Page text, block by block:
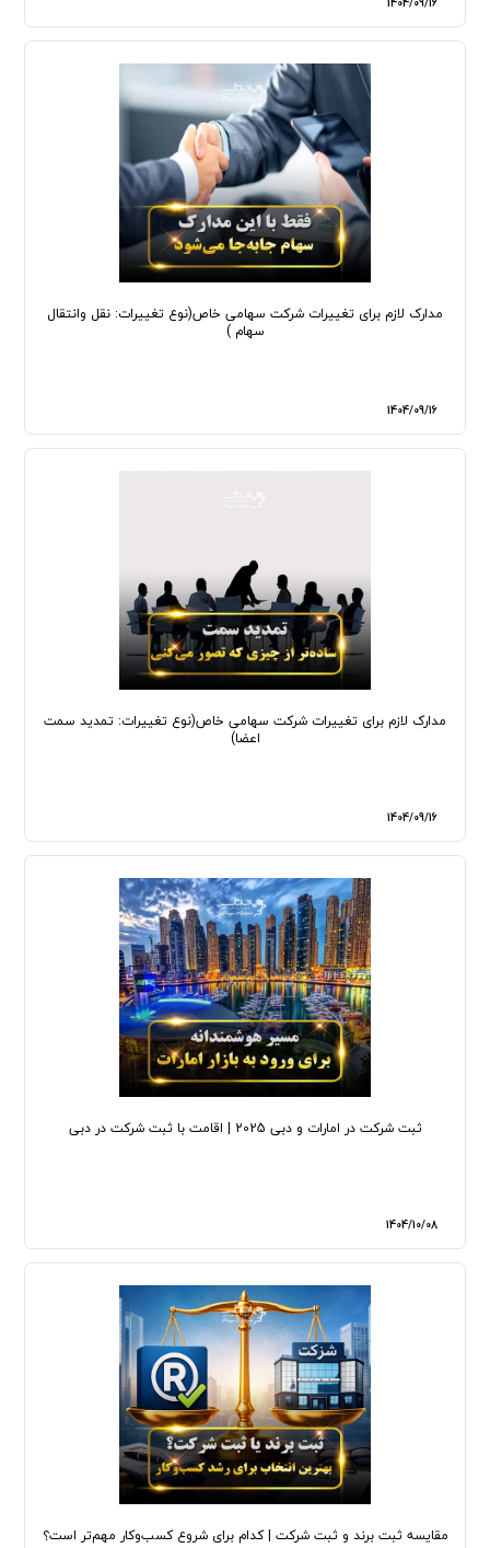
مدارک لازم برای تغییرات شرکت سهامی خاص(نوع تغییرات: نقل وانتقال
سهام )
1404/09/16
مدارک لازم برای تغییرات شرکت سهامی خاص(نوع تغییرات: تمدید سمت
اعضا)
1404/09/16
ثبت شرکت در امارات و دبی 2025 | اقامت با ثبت شرکت در دبی
1404/10/08
مقایسه ثبت برند و ثبت شرکت | کدام برای شروع کسب‌وکار مهم‌تر است؟